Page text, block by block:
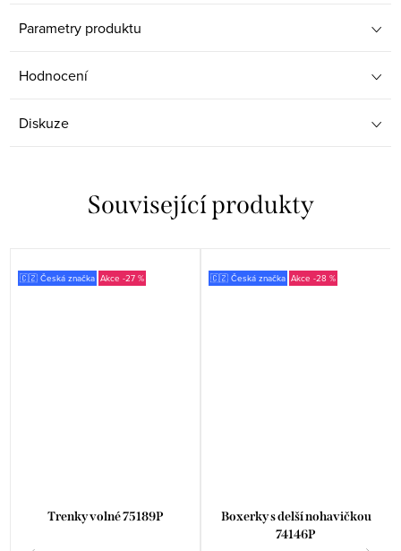
Parametry produktu
Hodnocení
Diskuze
Související produkty
🇨🇿 Česká značka -27 %
Trenky volné 75189P
🇨🇿 Česká značka -28 %
Boxerky s delší nohavičkou
74146P